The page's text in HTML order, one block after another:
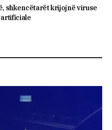
shkencëtarët krijojnë viruse